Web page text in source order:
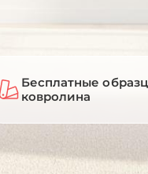
Бесплатные
ковролина